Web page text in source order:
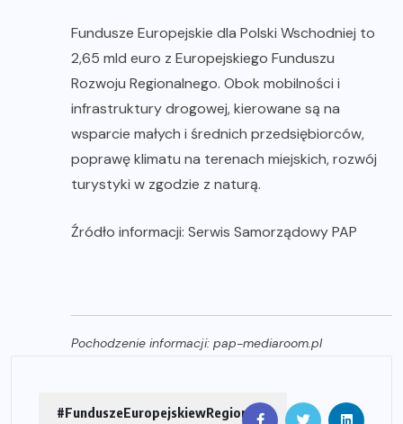
Fundusze Europejskie dla Polski Wschodniej to
2,65 mld euro z Europejskiego Funduszu
Rozwoju Regionalnego. Obok mobilności i
infrastruktury drogowej, kierowane są na
wsparcie małych i średnich przedsiębiorców,
poprawę klimatu na terenach miejskich, rozwój
turystyki w zgodzie z naturą.
Źródło informacji: Serwis Samorządowy PAP
Pochodzenie informacji: pap-mediaroom.pl
#FunduszeEuropejskiewRegionach